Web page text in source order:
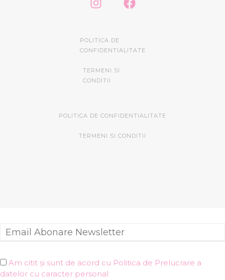
POLITICA DE
CONFIDENTIALITATE
TERMENI SI
CONDITII
POLITICA DE CONFIDENTIALITATE
TERMENI SI CONDITII
Am citit și sunt de acord cu Politica de Prelucrare a
datelor cu caracter personal